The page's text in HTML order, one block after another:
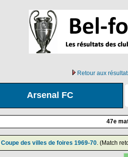
Retour aux
Arsenal FC
47e
Coupe des villes de foires 1969-70. (Match